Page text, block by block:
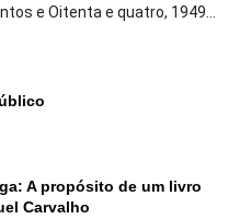
e Oitenta e quatro, 1949...
A propósito de um livro
Carvalho